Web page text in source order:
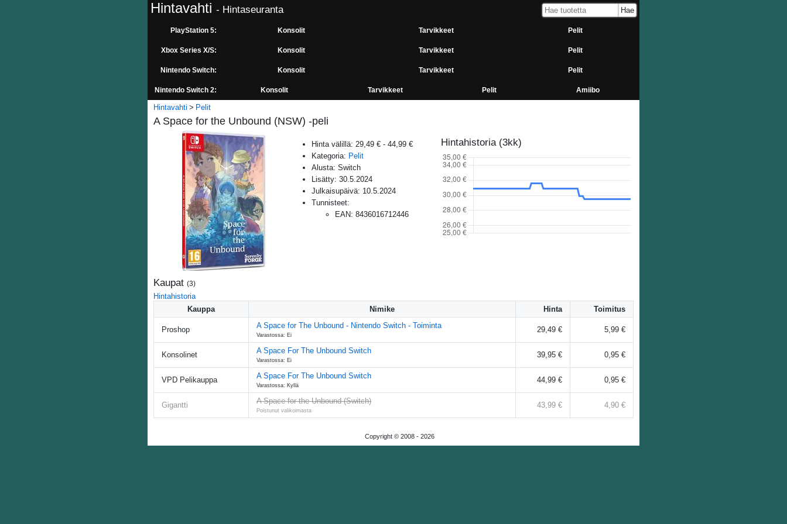
Hintavahti - Hintaseuranta
PlayStation 5: Konsolit Tarvikkeet Pelit
Xbox Series X/S: Konsolit Tarvikkeet Pelit
Nintendo Switch: Konsolit Tarvikkeet Pelit
Nintendo Switch 2: Konsolit Tarvikkeet Pelit Amiibo
Hintavahti Pelit
A Space for the Unbound (NSW) -peli
Hinta välillä: 29,49 € - 44,99 €
Kategoria: Pelit
Alusta: Switch
Lisätty: 30.5.2024
Julkaisupäivä: 10.5.2024
Tunnisteet:
EAN: 8436016712446
Hintahistoria (3kk)
Kaupat (3)
Hintahistoria
Kauppa
Nimike Hinta Toimitus
Proshop A Space for The Unbound - Nintendo Switch - Toiminta
Varastossa: Ei
29,49 € 5,99 €
Konsolinet A Space For The Unbound Switch
Varastossa: Ei
39,95 € 0,95 €
VPD Pelikauppa A Space For The Unbound Switch
Varastossa: Kyllä
44,99 € 0,95 €
Gigantti A Space for the Unbound (Switch)
Poistunut valikoimasta
43,99 € 4,90 €
Copyright © 2008 - 2026